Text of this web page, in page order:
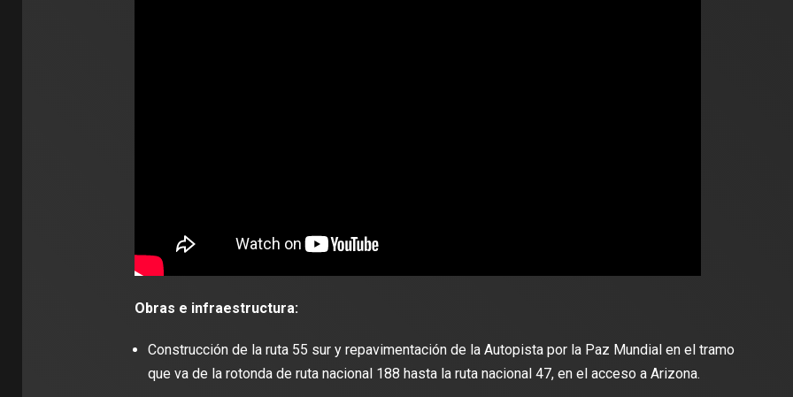
Obras e infraestructura:
Construcción de la ruta 55 sur y repavimentación de la Autopista por la Paz Mundial en el tramo
que va de la rotonda de ruta nacional 188 hasta la ruta nacional 47, en el acceso a Arizona.